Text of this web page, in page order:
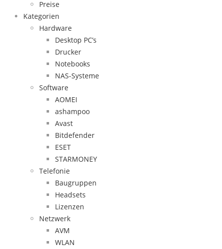
Preise
Kategorien
Hardware
Desktop PC’s
Drucker
Notebooks
NAS-Systeme
Software
AOMEI
ashampoo
Avast
Bitdefender
ESET
STARMONEY
Telefonie
Baugruppen
Headsets
Lizenzen
Netzwerk
AVM
WLAN